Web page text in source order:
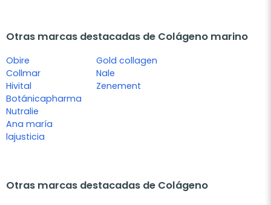
Otras marcas destacadas de Colágeno marino
Obire
Collmar
Hivital
Botánicapharma
Nutralie
Ana maría
lajusticia
Gold collagen
Nale
Zenement
Otras marcas destacadas de Colágeno